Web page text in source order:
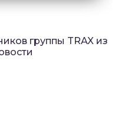
группы TRAX из